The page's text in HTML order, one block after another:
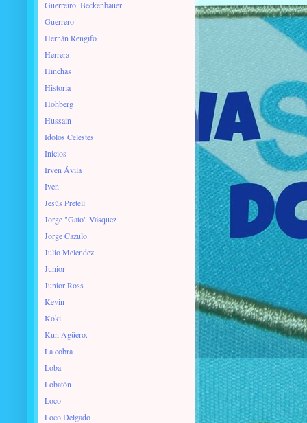
Guerreiro. Beckenbauer
Guerrero
Hernán Rengifo
Herrera
Hinchas
Historia
Hohberg
Hussain
Idolos Celestes
Inicios
Irven Ávila
Iven
Jesús Pretell
Jorge "Gato" Vásquez
Jorge Cazulo
Julio Melendez
Junior
Junior Ross
Kevin
Koki
Kun Agüero.
La cobra
Loba
Lobatón
Loco
Loco Delgado